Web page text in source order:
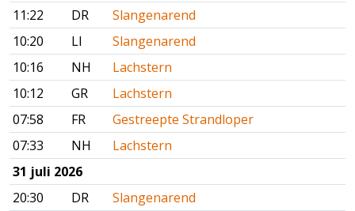
11:22
DR
Slangenarend
10:20
LI
Slangenarend
10:16
NH
Lachstern
10:12
GR
Lachstern
07:58
FR
Gestreepte Strandloper
07:33
NH
Lachstern
31 juli 2026
20:30
DR
Slangenarend